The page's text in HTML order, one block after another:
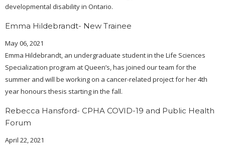
developmental disability in Ontario.
Emma Hildebrandt- New Trainee
May 06, 2021
Emma Hildebrandt, an undergraduate student in the Life Sciences
Specialization program at Queen’s, has joined our team for the
summer and will be working on a cancer-related project for her 4th
year honours thesis starting in the fall.
Rebecca Hansford- CPHA COVID-19 and Public Health
Forum
April 22, 2021